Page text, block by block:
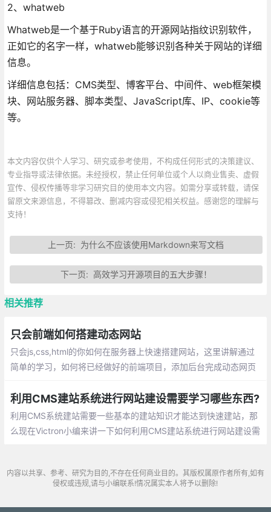
2、whatweb
Whatweb是一个基于Ruby语言的开源网站指纹识别软件，
正如它的名字一样，whatweb能够识别各种关于网站的详细
信息。
详细信息包括：CMS类型、博客平台、中间件、web框架模
块、网站服务器、脚本类型、JavaScript库、IP、cookie等
等。
本文内容仅供个人学习、研究或参考使用，不构成任何形式的决策建议、
专业指导或法律依据。未经授权，禁止任何单位或个人以商业售卖、虚假
宣传、侵权传播等非学习研究目的使用本文内容。如需分享或转载，请保
留原文来源信息，不得篡改、删减内容或侵犯相关权益。感谢您的理解与
支持！
上一页: 为什么不应该使用Markdown来写文档
下一页: 高效学习开源项目的五大步骤！
相关推荐
只会前端如何搭建动态网站
只会js,css,html的你如何在服务器上快速搭建网站，这里讲解通过
简单的学习，如何将已经做好的前端项目，添加后台完成动态网页
利用CMS建站系统进行网站建设需要学习哪些东西?
利用CMS系统建站需要一些基本的建站知识才能达到快速建站，那
么现在Victron小编来讲一下如何利用CMS建站系统进行网站建设需
内容以共享、参考、研究为目的,不存在任何商业目的。其版权属原作者所有,如有
侵权或违规,请与小编联系!情况属实本人将予以删除!